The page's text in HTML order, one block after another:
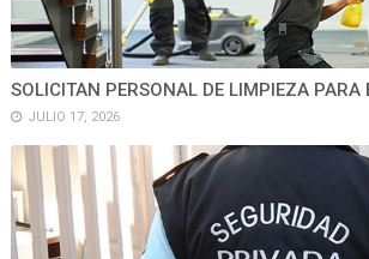
SOLICITAN PERSONAL DE LIMPIEZA PARA
JULIO 17, 2026